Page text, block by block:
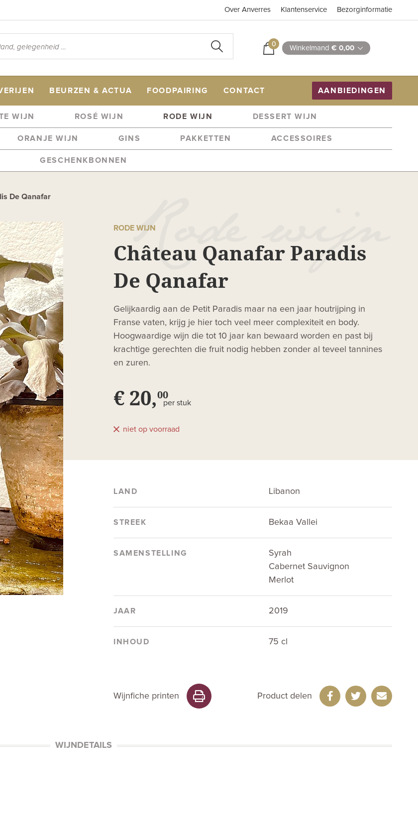
Over Anverres Klantenservice Bezorginformatie
0 Winkelmand € 0,00
BEURZEN & ACTUA FOODPAIRING CONTACT AANBIEDINGEN
WIJN ROSÉ WIJN RODE WIJN DESSERT WIJN
ORANJE WIJN GINS PAKKETTEN ACCESSOIRES
GESCHENKBONNEN
De Qanafar
RODE WIJN
Château Qanafar Paradis
De Qanafar
Gelijkaardig aan de Petit Paradis maar na een jaar houtrijping in
Franse vaten, krijg je hier toch veel meer complexiteit en body.
Hoogwaardige wijn die tot 10 jaar kan bewaard worden en past bij
krachtige gerechten die fruit nodig hebben zonder al teveel tannines
en zuren.
€ 20,00
per stuk
niet op voorraad
LAND Libanon
STREEK Bekaa Vallei
SAMENSTELLING
Syrah
Cabernet Sauvignon
Merlot
JAAR 2019
INHOUD 75 cl
Wijnfiche printen Product delen
WIJNDETAILS